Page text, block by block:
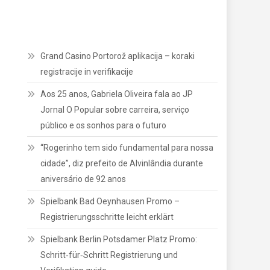
Grand Casino Portorož aplikacija – koraki
registracije in verifikacije
Aos 25 anos, Gabriela Oliveira fala ao JP
Jornal O Popular sobre carreira, serviço
público e os sonhos para o futuro
“Rogerinho tem sido fundamental para nossa
cidade”, diz prefeito de Alvinlândia durante
aniversário de 92 anos
Spielbank Bad Oeynhausen Promo –
Registrierungsschritte leicht erklärt
Spielbank Berlin Potsdamer Platz Promo:
Schritt‑für‑Schritt Registrierung und